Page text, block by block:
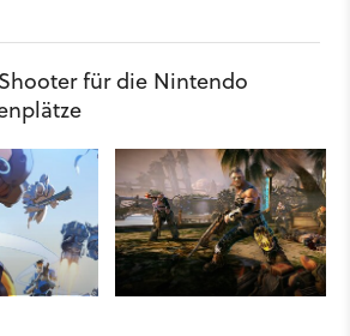
für die Nintendo